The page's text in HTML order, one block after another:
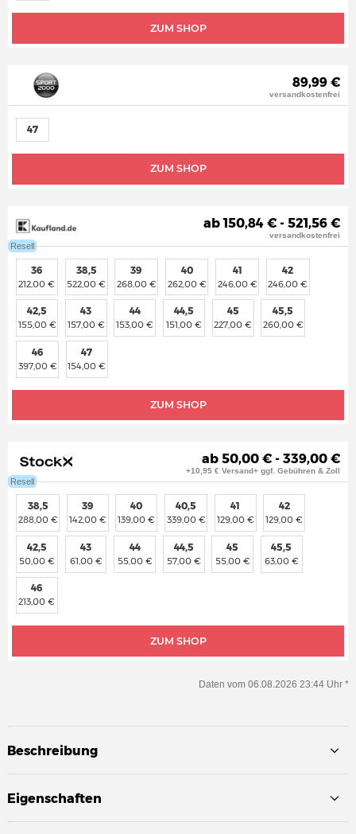
ZUM SHOP
89,99 €
versandkostenfrei
ZUM SHOP
47
Resell
ab 150,84 € - 521,56 €
versandkostenfrei
ZUM SHOP
36
212,00 €
38,5
522,00 €
39
268,00 €
40
262,00 €
41
246,00 €
42
246,00 €
42,5
155,00 €
43
157,00 €
44
153,00 €
44,5
151,00 €
45
227,00 €
45,5
260,00 €
46
397,00 €
47
154,00 €
Resell
ab 50,00 € - 339,00 €
+10,95 € Versand+ ggf. Gebühren & Zoll
ZUM SHOP
38,5
288,00 €
39
142,00 €
40
139,00 €
40,5
339,00 €
41
129,00 €
42
129,00 €
42,5
50,00 €
43
61,00 €
44
55,00 €
44,5
57,00 €
45
55,00 €
45,5
63,00 €
46
213,00 €
Daten vom 06.08.2026 23:44 Uhr *
Beschreibung
Eigenschaften